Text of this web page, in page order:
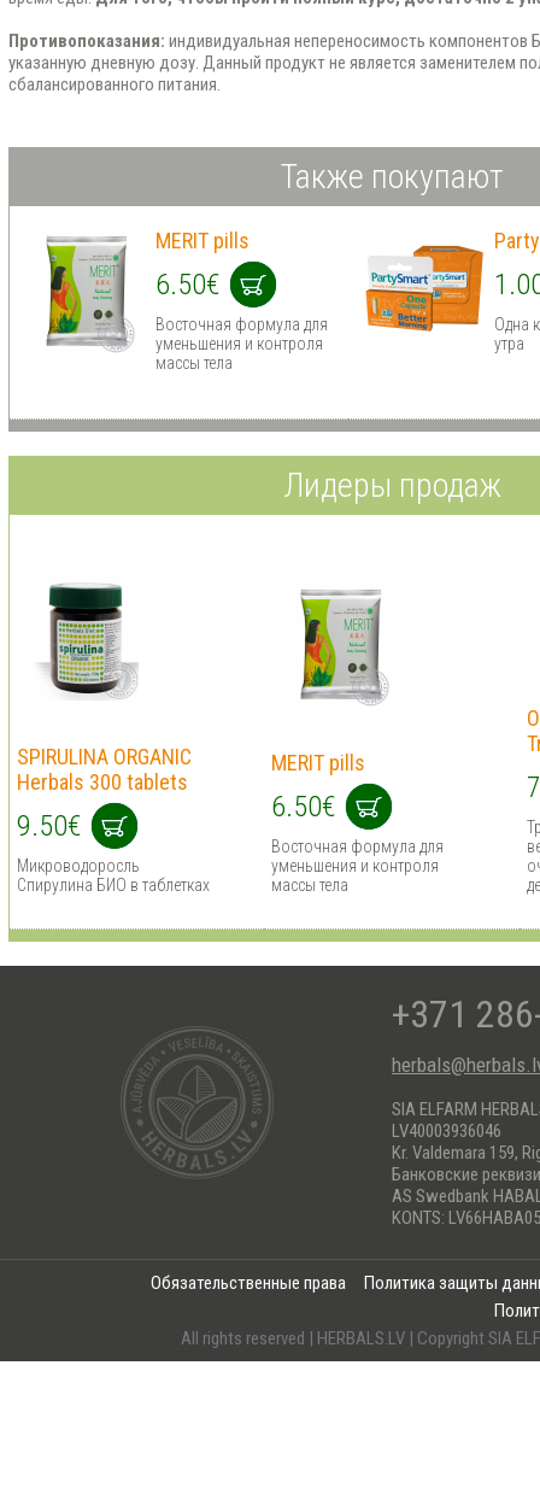
Противопоказания: индивидуальная непереносимость
указанную дневную дозу. Данный продукт не является заменителем
сбалансированного питания.
Также покупают
MERIT pills
6.50€
Восточная формула для
уменьшения и контроля
массы тела
Одна
утра
Лидеры продаж
SPIRULINA ORGANIC
Herbals 300 tablets
9.50€
Микроводоросль
Спирулина БИО в таблетках
MERIT pills
6.50€
Восточная формула для
уменьшения и контроля
массы тела
+371
SIA ELFARM
LV40003936046
Kr. Valdemara 159,
Банковские
AS Swedbank
KONTS:
Обязательственные права
Политика защиты
All rights reserved | HERBALS.LV | Copyright SIA